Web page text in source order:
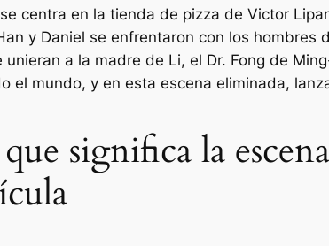
centra en la tienda de pizza de Victor
y Daniel se enfrentaron con los
unieran a la madre de Li, el Dr. Fong de
el mundo, y en esta escena eliminada,
significa la